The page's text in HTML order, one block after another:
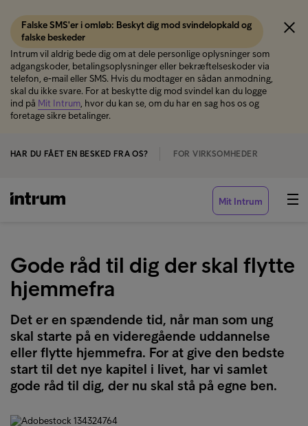
Falske SMS'er i omløb: Beskyt dig mod svindelopkald og
falske beskeder
Intrum vil aldrig bede dig om at dele personlige oplysninger som
adgangskoder, betalingsoplysninger eller bekræftelseskoder via
telefon, e-mail eller SMS. Hvis du modtager en sådan anmodning,
skal du ikke svare. For at beskytte dig mod svindel kan du logge
ind på Mit Intrum, hvor du kan se, om du har en sag hos os og
foretage sikre betalinger.
HAR DU FÅET EN BESKED FRA OS? FOR VIRKSOMHEDER
Mit Intrum
Gode råd til dig der skal flytte
hjemmefra
Det er en spændende tid, når man som ung
skal starte på en videregående uddannelse
eller flytte hjemmefra. For at give den bedste
start til det nye kapitel i livet, har vi samlet
gode råd til dig, der nu skal stå på egne ben.